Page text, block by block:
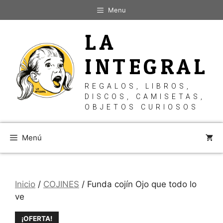
al
Menu
LA
INTEGRAL
REGALOS, LIBROS,
DISCOS, CAMISETAS,
OBJETOS CURIOSOS
Menú
Inicio / COJINES / Funda cojín Ojo que todo lo
ve
¡OFERTA!